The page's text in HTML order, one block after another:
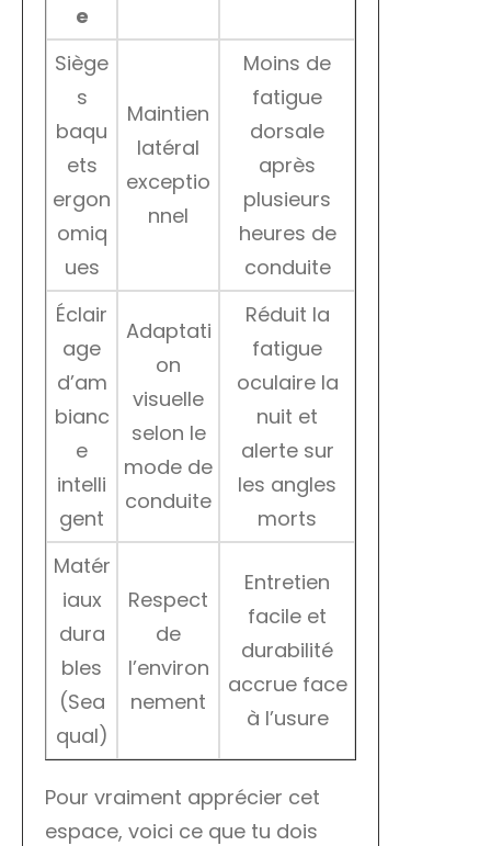
e
Siège
s
baqu
ets
ergon
omiq
ues
Maintien
latéral
exceptio
nnel
Moins de
fatigue
dorsale
après
plusieurs
heures de
conduite
Éclair
age
d’am
bianc
e
intelli
gent
Adaptati
on
visuelle
selon le
mode de
conduite
Réduit la
fatigue
oculaire la
nuit et
alerte sur
les angles
morts
Matér
iaux
dura
bles
(Sea
qual)
Respect
de
l’environ
nement
Entretien
facile et
durabilité
accrue face
à l’usure
Pour vraiment apprécier cet
espace, voici ce que tu dois